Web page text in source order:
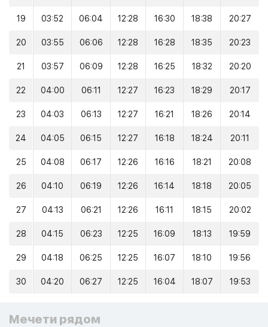
19 03:52 06:04 12:28 16:30 18:38 20:27
20 03:55 06:06 12:28 16:28 18:35 20:23
21 03:57 06:09 12:28 16:25 18:32 20:20
22 04:00 06:11 12:27 16:23 18:29 20:17
23 04:03 06:13 12:27 16:21 18:26 20:14
24 04:05 06:15 12:27 16:18 18:24 20:11
25 04:08 06:17 12:26 16:16 18:21 20:08
26 04:10 06:19 12:26 16:14 18:18 20:05
27 04:13 06:21 12:26 16:11 18:15 20:02
28 04:15 06:23 12:25 16:09 18:13 19:59
29 04:18 06:25 12:25 16:07 18:10 19:56
30 04:20 06:27 12:25 16:04 18:07 19:53
Мечети рядом